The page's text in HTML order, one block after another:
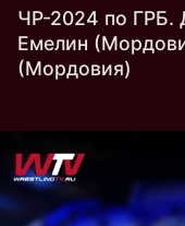
ЧР-2024 по ГРБ.
Емелин
(Мордовия)